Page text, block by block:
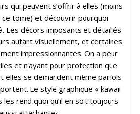
qui peuvent s’offrir à elles (moins
tome) et découvrir pourquoi
Les décors imposants et détaillés
autant visuellement, et certaines
impressionnantes. On a peur
et n’ayant pour protection que
elles se demandent même parfois
Le style graphique « kawaii
les rend quoi qu’il en soit toujours